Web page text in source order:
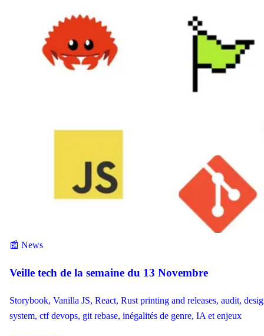
📰 News
Veille tech de la semaine du 13 Novembre
Storybook, Vanilla JS, React, Rust printing and releases, audit,
system, ctf devops, git rebase, inégalités de genre, IA et enjeux